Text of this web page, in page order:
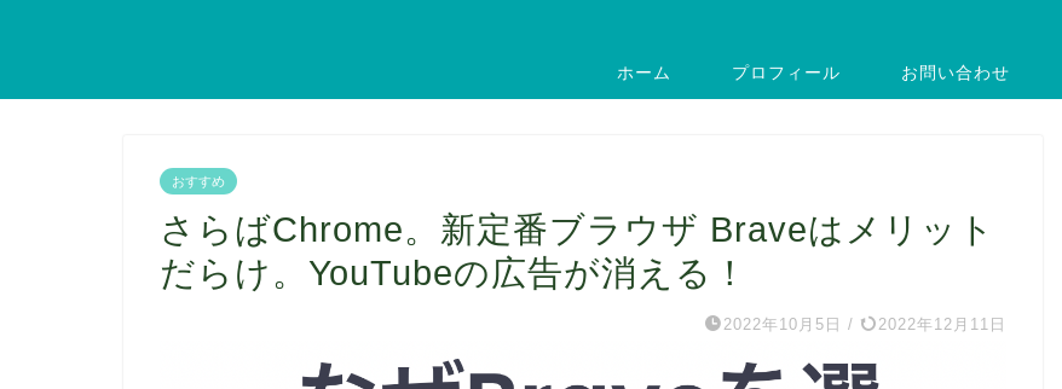
ホーム プロフィール お問い合わせ
おすすめ
さらばChrome。新定番ブラウザ Braveはメリット
だらけ。YouTubeの広告が消える！
2022年10月5日 / 2022年12月11日